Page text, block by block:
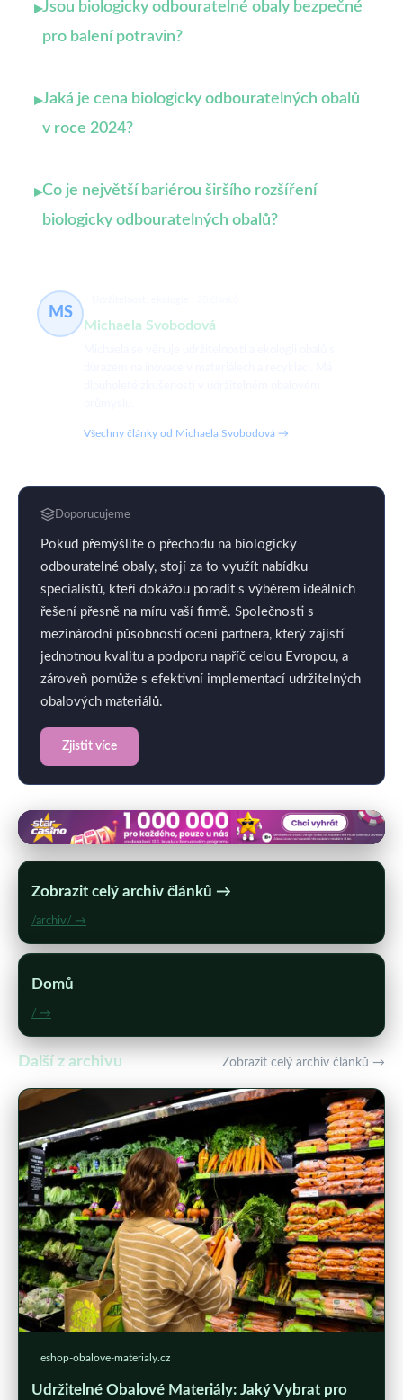
▸Jsou biologicky odbouratelné obaly bezpečné
pro balení potravin?
▸Jaká je cena biologicky odbouratelných obalů
v roce 2024?
▸Co je největší bariérou širšího rozšíření
biologicky odbouratelných obalů?
MS
Michaela Svobodová
Všechny články od Michaela Svobodová →
Doporucujeme
Pokud přemýšlíte o přechodu na biologicky
odbouratelné obaly, stojí za to využít nabídku
specialistů, kteří dokážou poradit s výběrem ideálních
řešení přesně na míru vaší firmě. Společnosti s
mezinárodní působností ocení partnera, který zajistí
jednotnou kvalitu a podporu napříč celou Evropou, a
zároveň pomůže s efektivní implementací udržitelných
obalových materiálů.
Zjistit více
Zobrazit celý archiv článků →
/archiv/ →
Domů
/ →
Další z archivu Zobrazit celý archiv článků →
eshop-obalove-materialy.cz
Udržitelné Obalové Materiály: Jaký Vybrat pro